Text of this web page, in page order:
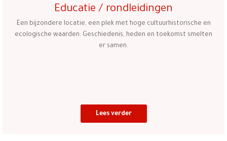
Educatie / rondleidingen
Een bijzondere locatie, een plek met hoge cultuurhistorische en
ecologische waarden. Geschiedenis, heden en toekomst smelten
er samen.
Lees verder